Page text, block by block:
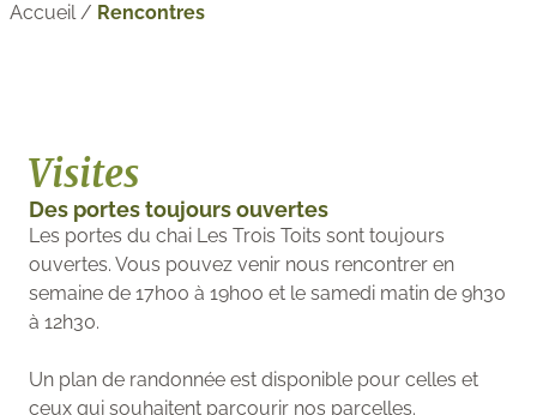
Accueil/ Rencontres
Visites
Des portes toujours ouvertes
Les portes du chai Les Trois Toits sont toujours
ouvertes. Vous pouvez venir nous rencontrer en
semaine de 17h00 à 19h00 et le samedi matin de 9h30
à 12h30.
Un plan de randonnée est disponible pour celles et
ceux qui souhaitent parcourir nos parcelles.